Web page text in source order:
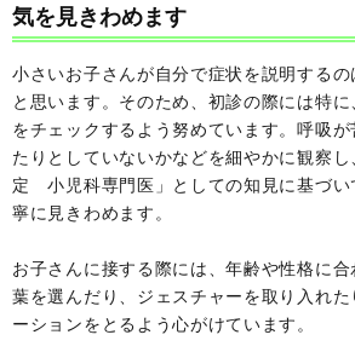
気を見きわめます
小さいお子さんが自分で症状を説明する
と思います。そのため、初診の際には特
をチェックするよう努めています。呼吸
たりとしていないかなどを細やかに観察
定 小児科専門医」としての知見に基づい
寧に見きわめます。
お子さんに接する際には、年齢や性格に
葉を選んだり、ジェスチャーを取り入れ
ーションをとるよう心がけています。